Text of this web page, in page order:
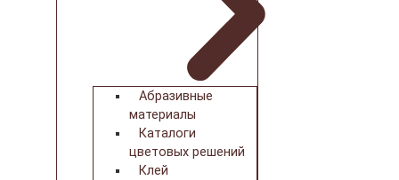
Абразивные
материалы
Каталоги
цветовых решений
Клей